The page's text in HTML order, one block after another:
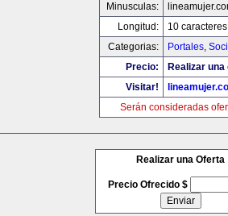
Minusculas:
Longitud:
10 caracteres
Categorias:
Portales,
Precio:
Realizar
Visitar!
Serán consideradas
Realizar una Oferta
Precio Ofrecido $